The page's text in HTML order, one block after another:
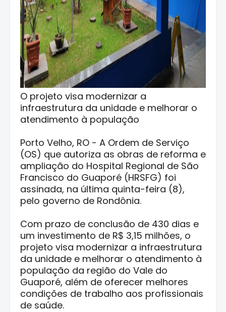
O projeto visa modernizar a
infraestrutura da unidade e melhorar o
atendimento à população
Porto Velho, RO - A Ordem de Serviço
(OS) que autoriza as obras de reforma e
ampliação do Hospital Regional de São
Francisco do Guaporé (HRSFG) foi
assinada, na última quinta-feira (8),
pelo governo de Rondônia.
Com prazo de conclusão de 430 dias e
um investimento de R$ 3,15 milhões, o
projeto visa modernizar a infraestrutura
da unidade e melhorar o atendimento à
população da região do Vale do
Guaporé, além de oferecer melhores
condições de trabalho aos profissionais
de saúde.